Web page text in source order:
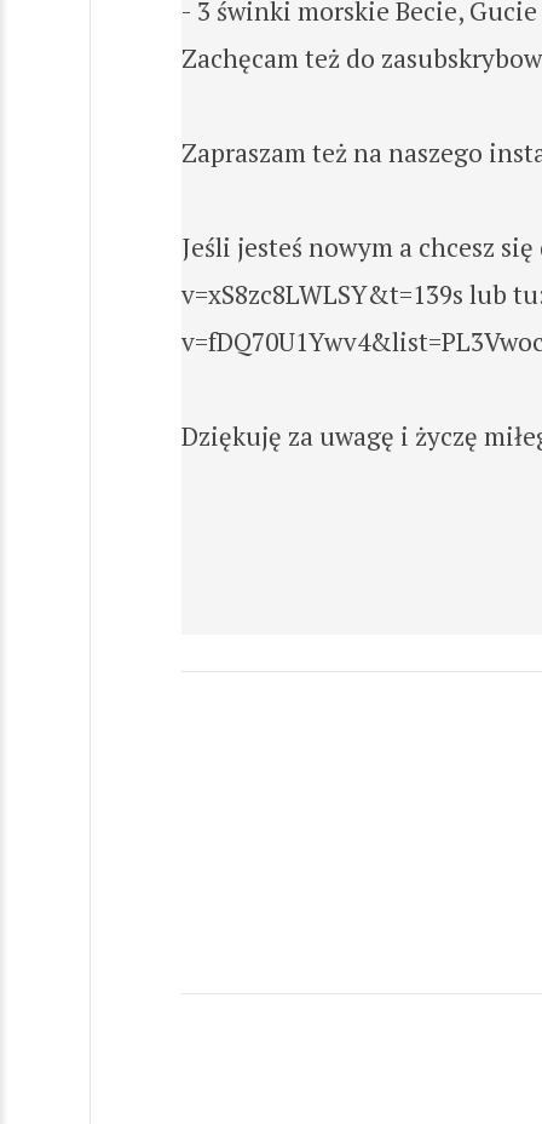
- 3 świnki morskie Becie,
Zachęcam też do
Zapraszam też na naszego
Jeśli jesteś nowym a chcesz
v=xS8zc8LWLSY&t=139s lub
Dziękuję za uwagę i życzę